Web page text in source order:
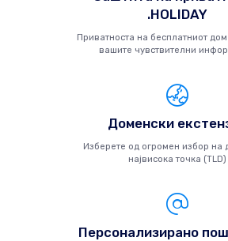
.HOLIDAY
Приватноста на бесплатниот
вашите чувствителни
Доменски
Изберете од огромен избор на
највисока точка (TLD)
Персонализирано